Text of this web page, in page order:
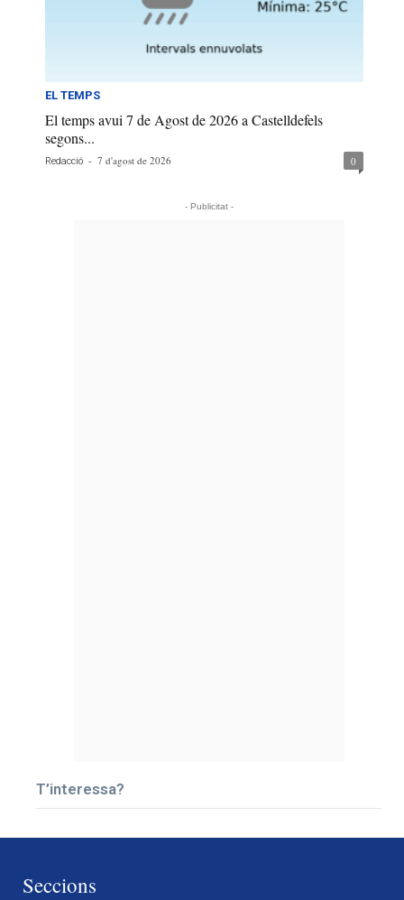
EL TEMPS
El temps avui 7 de Agost de 2026 a Castelldefels
segons...
Redacció - 7 d'agost de 2026 0
- Publicitat -
T’interessa?
Seccions